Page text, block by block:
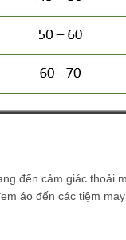
đến cảm giác thoải
áo đến các tiệm